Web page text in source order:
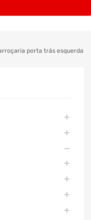
porta trás esquerda